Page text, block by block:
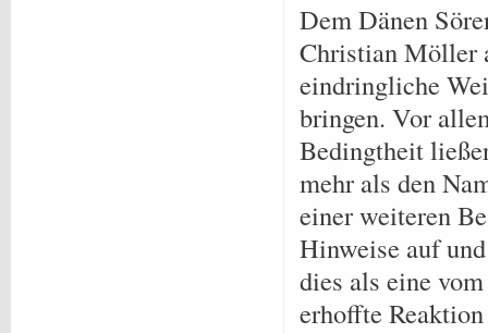
Dem Dänen
Christian Möller
eindringliche
bringen. Vor
Bedingtheit
mehr als den
einer weiteren
Hinweise auf
dies als eine
erhoffte